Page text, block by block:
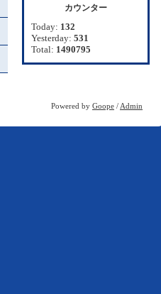
カウンター
Today: 132
Yesterday: 531
Total: 1490795
Powered by Goope / Admin